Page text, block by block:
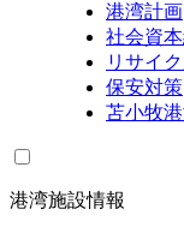
港湾計画
社会資
リサイ
保安対策
苫小牧
港湾施設情報